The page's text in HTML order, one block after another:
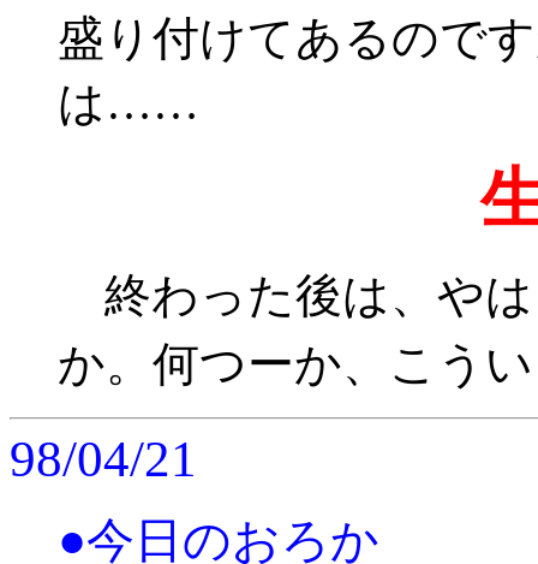
盛り付けてあるので
は……
終わった後は、や
か。何つーか、こう
98/04/21
●今日のおろか